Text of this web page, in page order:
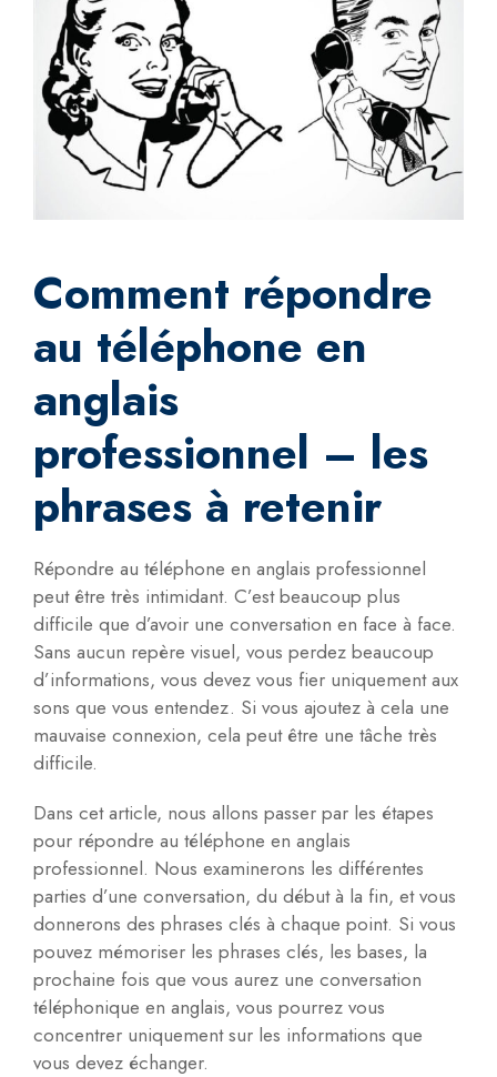
Comment répondre
au téléphone en
anglais
professionnel – les
phrases à retenir
Répondre au téléphone en anglais professionnel
peut être très intimidant. C’est beaucoup plus
difficile que d’avoir une conversation en face à face.
Sans aucun repère visuel, vous perdez beaucoup
d’informations, vous devez vous fier uniquement aux
sons que vous entendez. Si vous ajoutez à cela une
mauvaise connexion, cela peut être une tâche très
difficile.
Dans cet article, nous allons passer par les étapes
pour répondre au téléphone en anglais
professionnel. Nous examinerons les différentes
parties d’une conversation, du début à la fin, et vous
donnerons des phrases clés à chaque point. Si vous
pouvez mémoriser les phrases clés, les bases, la
prochaine fois que vous aurez une conversation
téléphonique en anglais, vous pourrez vous
concentrer uniquement sur les informations que
vous devez échanger.